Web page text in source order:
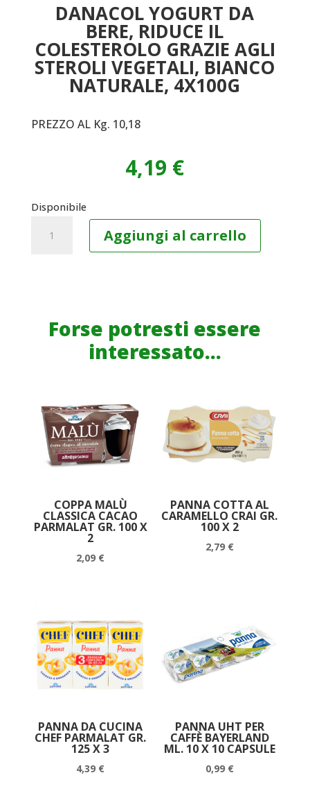
DANACOL YOGURT DA
BERE, RIDUCE IL
COLESTEROLO GRAZIE AGLI
STEROLI VEGETALI, BIANCO
NATURALE, 4X100G
PREZZO AL Kg. 10,18
4,19 €
Disponibile
YOGURT
COLESTEROLO
VEGETALI,
BIANCO
NATURALE,
4X100G
Aggiungi al carrello
Forse potresti essere
interessato...
COPPA MALÙ
CLASSICA CACAO
PARMALAT GR. 100 X
2
2,09 €
PANNA COTTA AL
CARAMELLO CRAI GR.
100 X 2
2,79 €
PANNA DA CUCINA
CHEF PARMALAT GR.
125 X 3
4,39 €
PANNA UHT PER
CAFFÈ BAYERLAND
ML. 10 X 10 CAPSULE
0,99 €